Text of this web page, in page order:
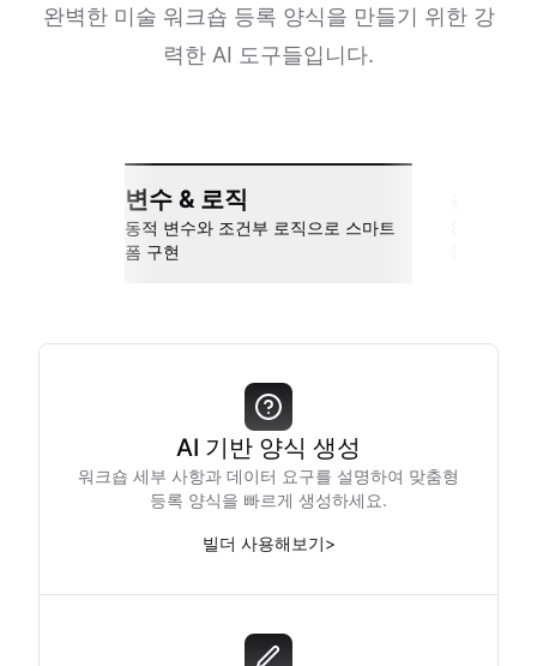
완벽한 미술 워크숍 등록 양식을 만들기 위한 강
력한 AI 도구들입니다.
변수 & 로직
동적 변수와 조건부 로직으로 스마트
폼 구현
AI 기반 양식 생성
워크숍 세부 사항과 데이터 요구를 설명하여 맞춤형
등록 양식을 빠르게 생성하세요.
빌더 사용해보기>